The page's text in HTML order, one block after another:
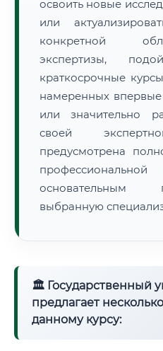
освоить новые
или
конкретной
экспертизы,
краткосрочные
намеренных
или значительно
своей
предусмотрена
основательным
выбранную
🏛 Государственный
предлагает
данному курсу: